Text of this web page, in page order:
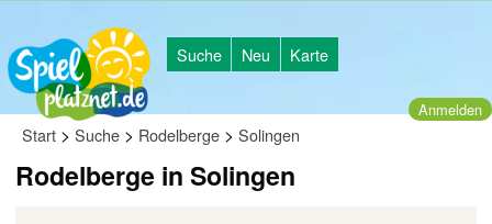
Suche Neu Karte
Anmelden
Start > Suche > Rodelberge > Solingen
Rodelberge in Solingen